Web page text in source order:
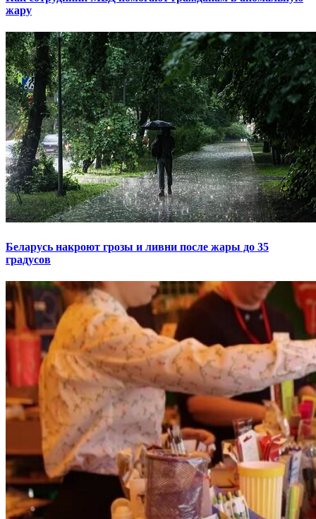
жару
Беларусь накроют грозы и ливни после жары до 35
градусов